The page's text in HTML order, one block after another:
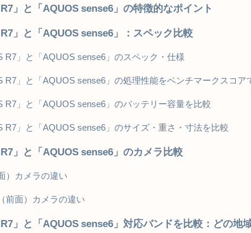
R7」と「AQUOS sense6」の特徴的なポイント
R7」と「AQUOS sense6」：スペック比較
R7」と「AQUOS sense6」のスペック・仕様
R7」と「AQUOS sense6」の処理性能をベンチマークスコア
R7」と「AQUOS sense6」のバッテリー容量を比較
R7」と「AQUOS sense6」のサイズ・重さ・寸法を比較
R7」と「AQUOS sense6」のカメラ比較
）カメラの違い
前面）カメラの違い
R7」と「AQUOS sense6」対応バンドを比較：どの地